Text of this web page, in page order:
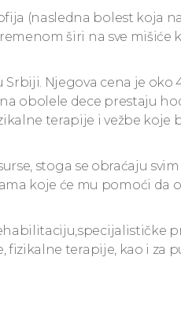
(nasledna bolest koja
širi na sve mišiće
Njegova cena je oko
obolele dece prestaju
terapije i vežbe koje
stoga se obraćaju
koje će mu pomoći da
fizikalne terapije, kao i za